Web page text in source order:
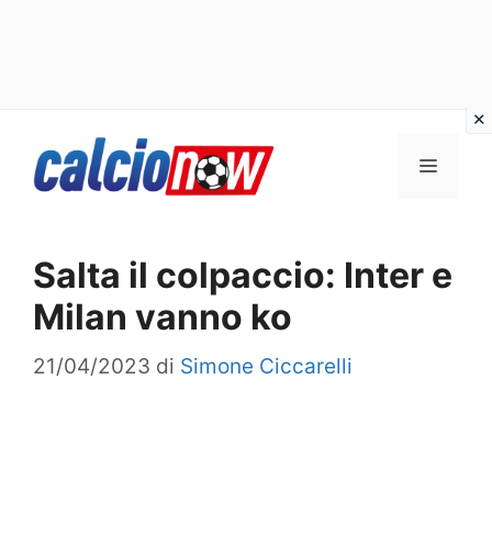
Menu
Salta il colpaccio: Inter e
Milan vanno ko
21/04/2023 di Simone Ciccarelli